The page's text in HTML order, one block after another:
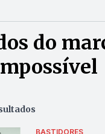
do
BASTIDORES